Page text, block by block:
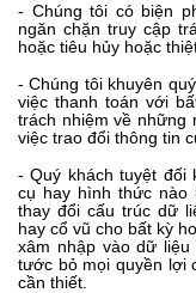
- Chúng tôi có biện
ngăn chặn truy cập
hoặc tiêu hủy hoặc
- Chúng tôi khuyên
việc thanh toán với
trách nhiệm về những
việc trao đổi thông tin
- Quý khách tuyệt đối
cụ hay hình thức nào
thay đổi cấu trúc dữ
hay cổ vũ cho bất kỳ
xâm nhập vào dữ
tước bỏ mọi quyền lợi
cần thiết.